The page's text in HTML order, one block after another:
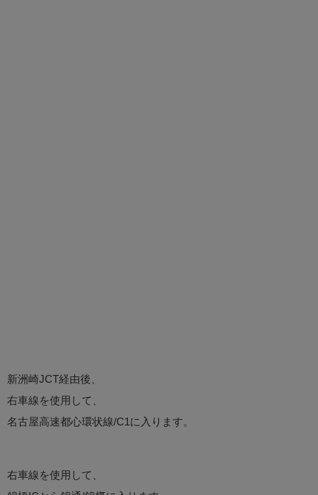
新洲崎JCT経由後、
右車線を使用して、
名古屋高速都心環状線/C1に入ります。
右車線を使用して、